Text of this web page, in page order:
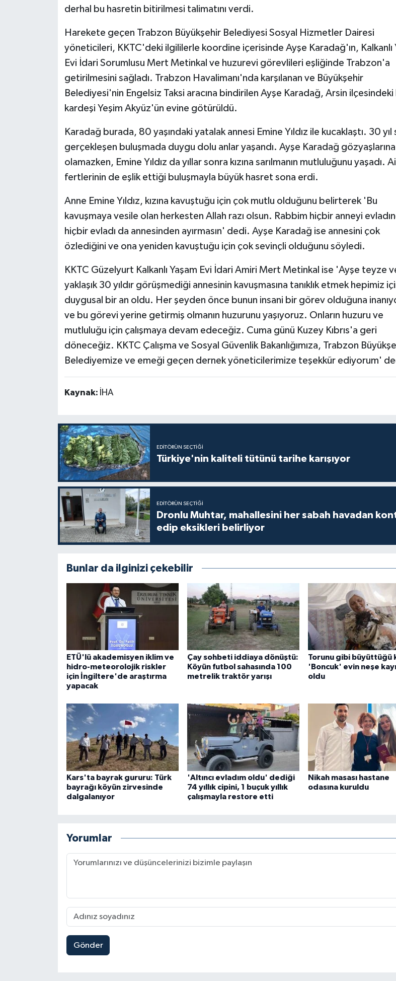
derhal bu hasretin bitirilmesi talimatını verdi.
Harekete geçen Trabzon Büyükşehir Belediyesi Sosyal Hizmetler Dairesi
yöneticileri, KKTC'deki ilgililerle koordine içerisinde Ayşe Karadağ'ın, Kalkanlı
Evi İdari Sorumlusu Mert Metinkal ve huzurevi görevlileri eşliğinde Trabzon'a
getirilmesini sağladı. Trabzon Havalimanı'nda karşılanan ve Büyükşehir
Belediyesi'nin Engelsiz Taksi aracına bindirilen Ayşe Karadağ, Arsin ilçesindeki
kardeşi Yeşim Akyüz'ün evine götürüldü.
Karadağ burada, 80 yaşındaki yatalak annesi Emine Yıldız ile kucaklaştı. 30 yıl
gerçekleşen buluşmada duygu dolu anlar yaşandı. Ayşe Karadağ
olamazken, Emine Yıldız da yıllar sonra kızına sarılmanın mutluluğunu yaşadı.
fertlerinin de eşlik ettiği buluşmayla büyük hasret sona erdi.
Anne Emine Yıldız, kızına kavuştuğu için çok mutlu olduğunu belirterek 'Bu
kavuşmaya vesile olan herkesten Allah razı olsun. Rabbim hiçbir anneyi
hiçbir evladı da annesinden ayırmasın' dedi. Ayşe Karadağ ise annesini çok
özlediğini ve ona yeniden kavuştuğu için çok sevinçli olduğunu söyledi.
KKTC Güzelyurt Kalkanlı Yaşam Evi İdari Amiri Mert Metinkal ise 'Ayşe teyze
yaklaşık 30 yıldır görüşmediği annesinin kavuşmasına tanıklık etmek hepimiz
duygusal bir an oldu. Her şeyden önce bunun insani bir görev olduğuna
ve bu görevi yerine getirmiş olmanın huzurunu yaşıyoruz. Onların huzuru ve
mutluluğu için çalışmaya devam edeceğiz. Cuma günü Kuzey Kıbrıs'a geri
döneceğiz. KKTC Çalışma ve Sosyal Güvenlik Bakanlığımıza, Trabzon
Belediyemize ve emeği geçen dernek yöneticilerimize teşekkür ediyorum'
Kaynak: İHA
EDITÖRÜN SEÇTIĞI
Türkiye'nin kaliteli tütünü tarihe karışıyor
EDITÖRÜN SEÇTIĞI
Dronlu Muhtar, mahallesini her sabah havadan
edip eksikleri belirliyor
Bunlar da ilginizi çekebilir
ETÜ'lü akademisyen iklim ve
hidro-meteorolojik riskler
için İngiltere'de araştırma
yapacak
Çay sohbeti iddiaya dönüştü:
Köyün futbol sahasında 100
metrelik traktör yarışı
Torunu gibi büyüttüğü
'Boncuk' evin neşe
oldu
Kars'ta bayrak gururu: Türk
bayrağı köyün zirvesinde
dalgalanıyor
'Altıncı evladım oldu' dediği
74 yıllık cipini, 1 buçuk yıllık
çalışmayla restore etti
Nikah masası hastane
odasına kuruldu
Yorumlar
Gönder